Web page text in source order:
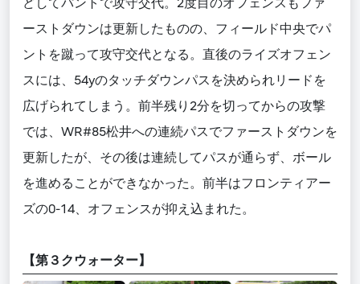
どしてパントで攻守交代。2度目のオフェンスもファ
ーストダウンは更新したものの、フィールド中央でパ
ントを蹴って攻守交代となる。直後のライズオフェン
スには、54yのタッチダウンパスを決められリードを
広げられてしまう。前半残り2分を切ってからの攻撃
では、WR#85松井への連続パスでファーストダウンを
更新したが、その後は連続してパスが通らず、ボール
を進めることができなかった。前半はフロンティアー
ズの0-14、オフェンスが抑え込まれた。
【第３クウォーター】